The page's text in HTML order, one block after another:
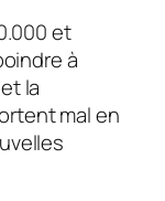
et
à
la
mal en